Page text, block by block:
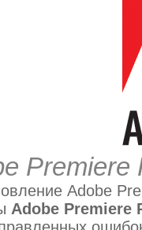
Premiere
Adobe
Adobe Premiere